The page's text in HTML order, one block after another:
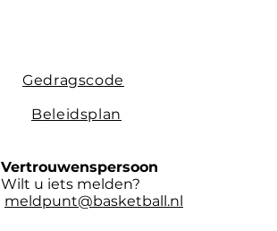
Gedragscode
Beleidsplan
Vertrouwenspersoon
Wilt u iets melden?
meldpunt@basketball.nl